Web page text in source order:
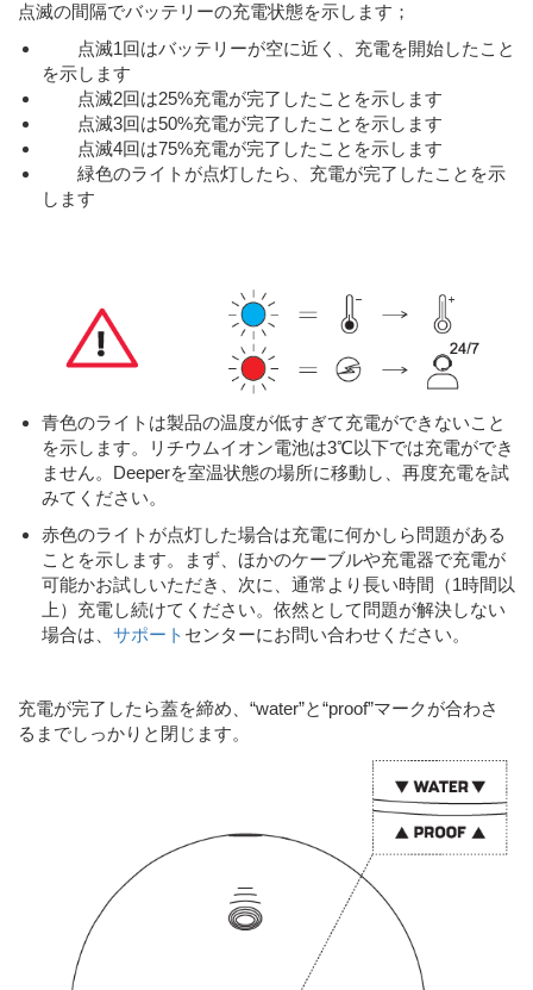
点滅の間隔でバッテリーの充電状態を示します；
点滅1回はバッテリーが空に近く、充電を開始したこと
を示します
点滅2回は25%充電が完了したことを示します
点滅3回は50%充電が完了したことを示します
点滅4回は75%充電が完了したことを示します
緑色のライトが点灯したら、充電が完了したことを示
します
青色のライトは製品の温度が低すぎて充電ができないこと
を示します。リチウムイオン電池は3℃以下では充電ができ
ません。Deeperを室温状態の場所に移動し、再度充電を試
みてください。
赤色のライトが点灯した場合は充電に何かしら問題がある
ことを示します。まず、ほかのケーブルや充電器で充電が
可能かお試しいただき、次に、通常より長い時間（1時間以
上）充電し続けてください。依然として問題が解決しない
場合は、 サポート センターにお問い合わせください。
充電が完了したら蓋を締め、“water”と“proof”マークが合わさ
るまでしっかりと閉じます。